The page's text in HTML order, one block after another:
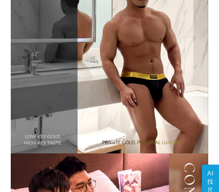
AI
找
尺